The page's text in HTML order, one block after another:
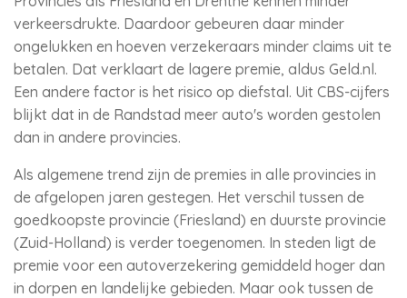
verkeersdrukte. Daardoor gebeuren daar minder
ongelukken en hoeven verzekeraars minder claims uit te
betalen. Dat verklaart de lagere premie, aldus Geld.nl.
Een andere factor is het risico op diefstal. Uit CBS-cijfers
blijkt dat in de Randstad meer auto's worden gestolen
dan in andere provincies.
Als algemene trend zijn de premies in alle provincies in
de afgelopen jaren gestegen. Het verschil tussen de
goedkoopste provincie (Friesland) en duurste provincie
(Zuid-Holland) is verder toegenomen. In steden ligt de
premie voor een autoverzekering gemiddeld hoger dan
in dorpen en landelijke gebieden. Maar ook tussen de